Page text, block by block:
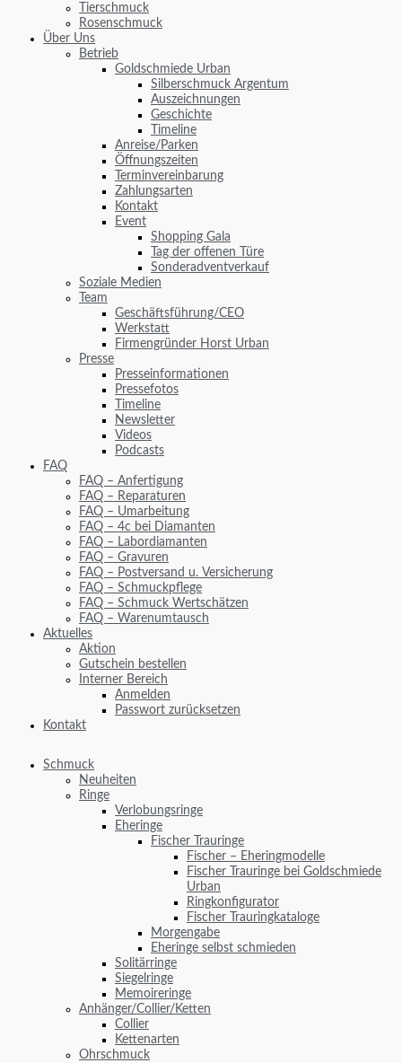
Tierschmuck
Rosenschmuck
Über Uns
Betrieb
Goldschmiede Urban
Silberschmuck Argentum
Auszeichnungen
Geschichte
Timeline
Anreise/Parken
Öffnungszeiten
Terminvereinbarung
Zahlungsarten
Kontakt
Event
Shopping Gala
Tag der offenen Türe
Sonderadventverkauf
Soziale Medien
Team
Geschäftsführung/CEO
Werkstatt
Firmengründer Horst Urban
Presse
Presseinformationen
Pressefotos
Timeline
Newsletter
Videos
Podcasts
FAQ
FAQ – Anfertigung
FAQ – Reparaturen
FAQ – Umarbeitung
FAQ – 4c bei Diamanten
FAQ – Labordiamanten
FAQ – Gravuren
FAQ – Postversand u. Versicherung
FAQ – Schmuckpflege
FAQ – Schmuck Wertschätzen
FAQ – Warenumtausch
Aktuelles
Aktion
Gutschein bestellen
Interner Bereich
Anmelden
Passwort zurücksetzen
Kontakt
Schmuck
Neuheiten
Ringe
Verlobungsringe
Eheringe
Fischer Trauringe
Fischer – Eheringmodelle
Fischer Trauringe bei Goldschmiede
Urban
Ringkonfigurator
Fischer Trauringkataloge
Morgengabe
Eheringe selbst schmieden
Solitärringe
Siegelringe
Memoireringe
Anhänger/Collier/Ketten
Collier
Kettenarten
Ohrschmuck